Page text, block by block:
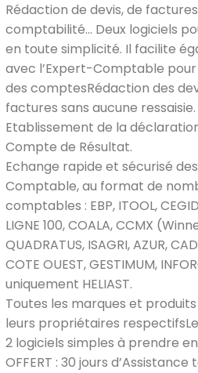
Rédaction de devis, de
comptabilité… Deux logiciels
en toute simplicité. Il facilite
avec l’Expert-Comptable
des comptesRédaction des
factures sans aucune ressaisie.
Etablissement de la
Compte de Résultat.
Echange rapide et sécurisé
Comptable, au format de
comptables : EBP, ITOOL,
LIGNE 100, COALA, CCMX
QUADRATUS, ISAGRI, AZUR,
COTE OUEST, GESTIMUM,
uniquement HELIAST.
Toutes les marques et
leurs propriétaires
2 logiciels simples à prendre
OFFERT : 30 jours